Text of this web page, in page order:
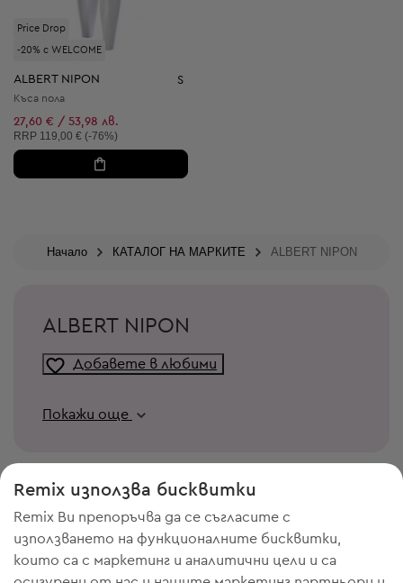
Price Drop
-20% с WELCOME
ALBERT NIPON S
Къса пола
27,60 € / 53,98 лв.
Препоръчителна цена:
RRP 119,00 € (-76%)
Начало КАТАЛОГ НА МАРКИТЕ ALBERT NIPON
ALBERT NIPON
Добавете в любими
Покажи още
Remix използва бисквитки
Remix Ви препоръчва да се съгласите с
използването на функционалните бисквитки,
които са с маркетинг и аналитични цели и са